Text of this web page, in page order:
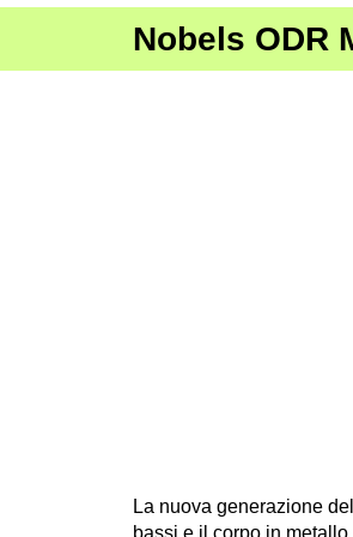
Nobels ODR
La nuova generazione
bassi e il corpo in